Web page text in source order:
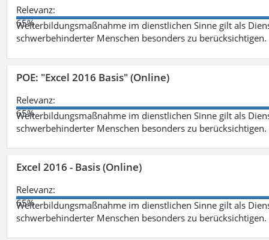
Relevanz:
65%
Weiterbildungsmaßnahme im dienstlichen Sinne gilt als
schwerbehinderter Menschen besonders zu berücksichtigen.
POE: "Excel 2016 Basis" (Online)
Relevanz:
65%
Weiterbildungsmaßnahme im dienstlichen Sinne gilt als
schwerbehinderter Menschen besonders zu berücksichtigen.
Excel 2016 - Basis (Online)
Relevanz:
65%
Weiterbildungsmaßnahme im dienstlichen Sinne gilt als
schwerbehinderter Menschen besonders zu berücksichtigen.